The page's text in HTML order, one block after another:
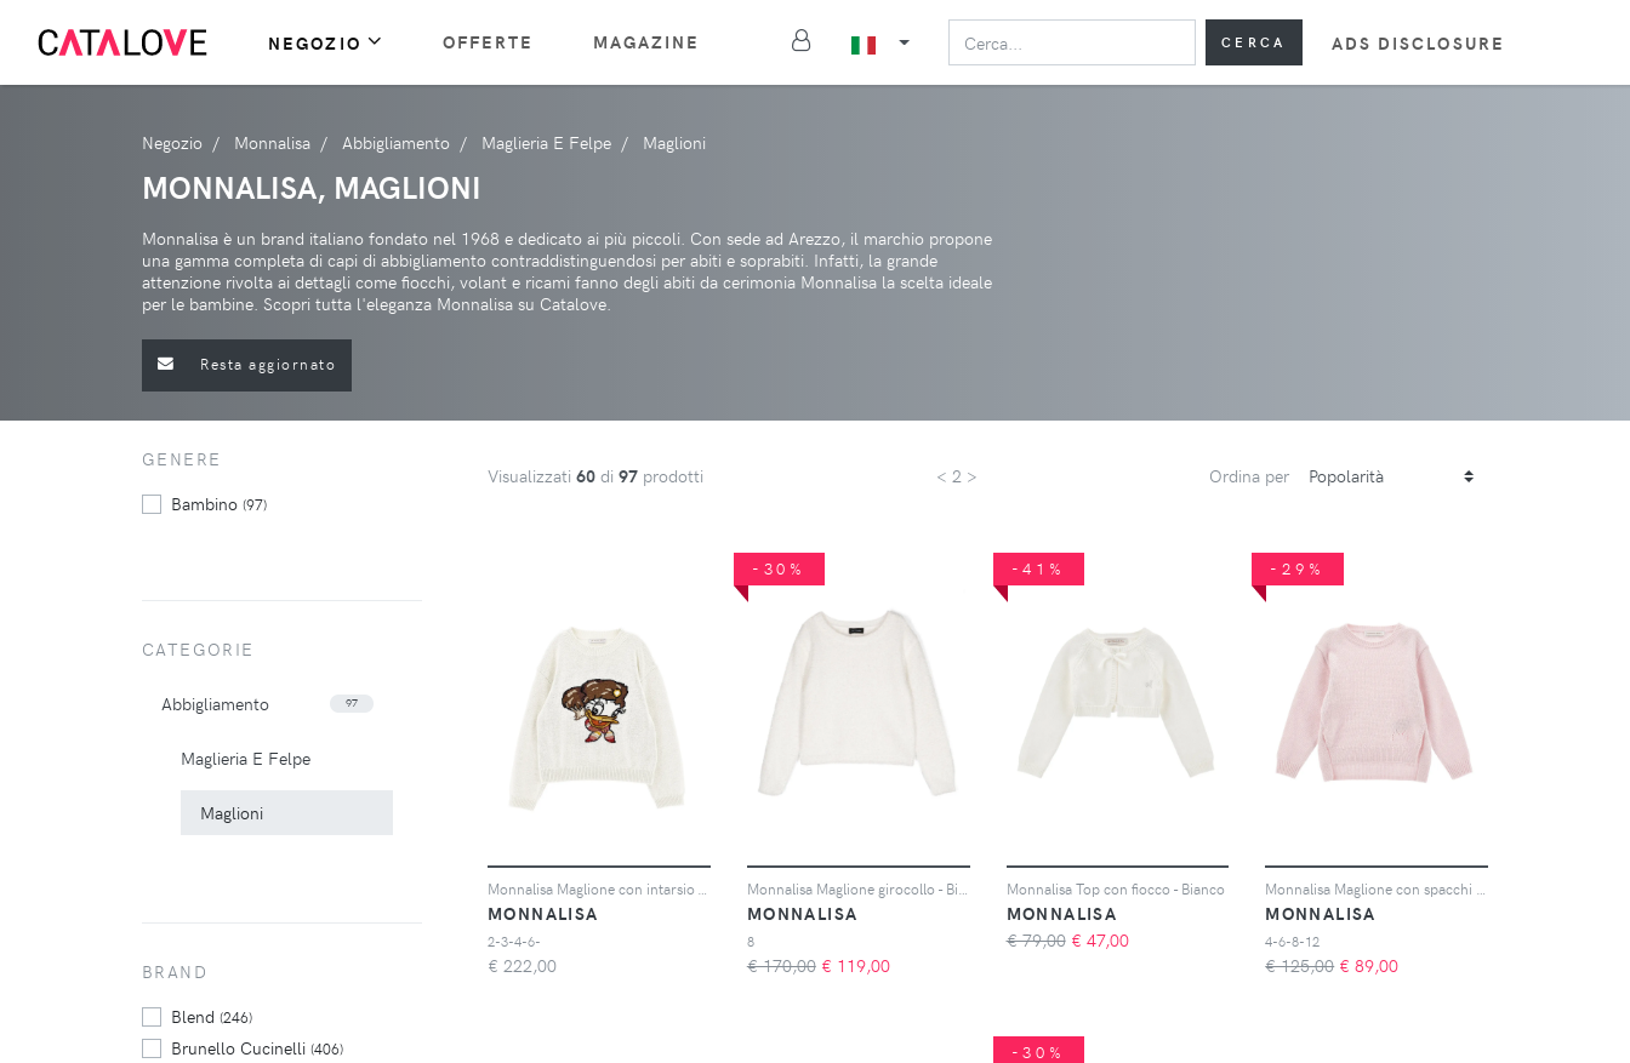
NEGOZIO OFFERTE MAGAZINE CERCA ADS DISCLOSURE
Negozio Monnalisa Abbigliamento Maglieria E Felpe Maglioni
MONNALISA, MAGLIONI
Monnalisa è un brand italiano fondato nel 1968 e dedicato ai più piccoli. Con sede ad Arezzo, il marchio propone
una gamma completa di capi di abbigliamento contraddistinguendosi per abiti e soprabiti. Infatti, la grande
attenzione rivolta ai dettagli come fiocchi, volant e ricami fanno degli abiti da cerimonia Monnalisa la scelta ideale
per le bambine. Scopri tutta l'eleganza Monnalisa su Catalove.
Resta aggiornato
Visualizzati 60 di 97 prodotti < 2 > Ordina per
MONNALISA
2-3-4-6-
€ 222,00
-30%
MONNALISA
8
€ 170,00 € 119,00
-41%
Monnalisa Top con fiocco - Bianco
MONNALISA
€ 79,00 € 47,00
-29%
MONNALISA
4-6-8-12
€ 125,00 € 89,00
-30%
GENERE
Bambino (97)
CATEGORIE
Abbigliamento 97
Maglieria E Felpe
Maglioni
BRAND
Blend (246)
Brunello Cucinelli (406)